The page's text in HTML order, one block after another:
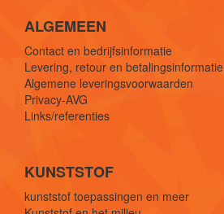
ALGEMEEN
Contact en bedrijfsinformatie
Levering, retour en betalingsinformatie
Algemene leveringsvoorwaarden
Privacy-AVG
Links/referenties
KUNSTSTOF
kunststof toepassingen en meer